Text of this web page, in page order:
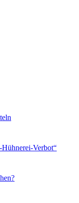
Verbot“